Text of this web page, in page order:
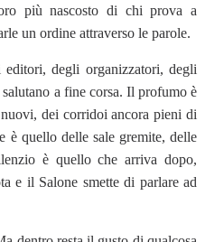
più nascosto di chi prova a
un ordine attraverso le parole.
editori, degli organizzatori, degli
a fine corsa. Il profumo è
dei corridoi ancora pieni di
è quello delle sale gremite, delle
è quello che arriva dopo,
e il Salone smette di parlare ad